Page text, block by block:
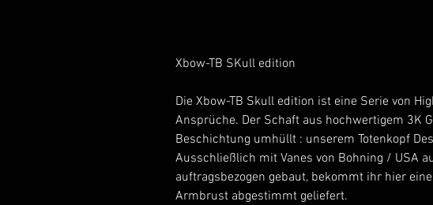
Xbow-TB SKull edition
Die Xbow-TB Skull edition ist eine Serie von
Ansprüche. Der Schaft aus hochwertigem 3K
Beschichtung umhüllt : unserem Totenkopf
Ausschließlich mit Vanes von Bohning / USA
auftragsbezogen gebaut, bekommt ihr hier
Armbrust abgestimmt geliefert.